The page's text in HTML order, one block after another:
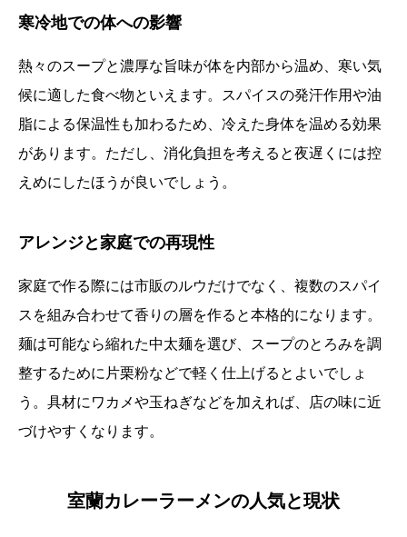
寒冷地での体への影響
熱々のスープと濃厚な旨味が体を内部から温め、寒い気
候に適した食べ物といえます。スパイスの発汗作用や油
脂による保温性も加わるため、冷えた身体を温める効果
があります。ただし、消化負担を考えると夜遅くには控
えめにしたほうが良いでしょう。
アレンジと家庭での再現性
家庭で作る際には市販のルウだけでなく、複数のスパイ
スを組み合わせて香りの層を作ると本格的になります。
麺は可能なら縮れた中太麺を選び、スープのとろみを調
整するために片栗粉などで軽く仕上げるとよいでしょ
う。具材にワカメや玉ねぎなどを加えれば、店の味に近
づけやすくなります。
室蘭カレーラーメンの人気と現状